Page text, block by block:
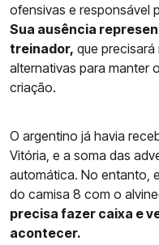
ofensivas e responsável
Sua ausência
treinador, que
alternativas para manter
criação.
O argentino já havia
Vitória, e a soma das
automática. No entanto,
do camisa 8 com o
precisa fazer caixa e
acontecer.